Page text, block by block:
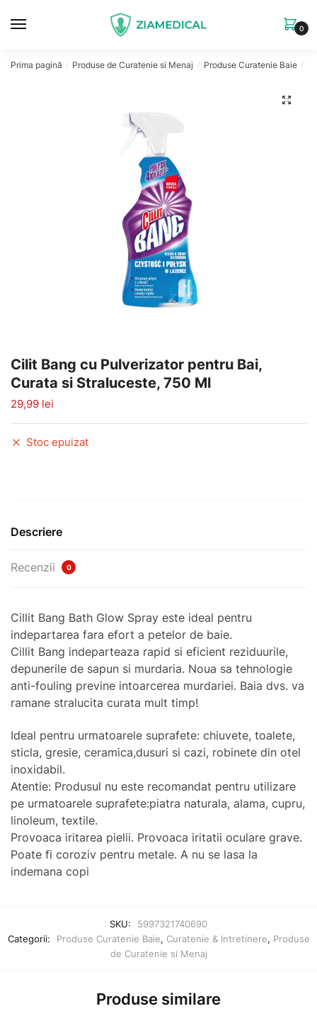
0
Prima pagină / Produse de Curatenie si Menaj / Produse Curatenie Baie /
🔍
Cilit Bang cu Pulverizator pentru Bai,
Curata si Straluceste, 750 Ml
29,99 lei
Stoc epuizat
Descriere
Recenzii 0
Cillit Bang Bath Glow Spray este ideal pentru
indepartarea fara efort a petelor de baie.
Cillit Bang indeparteaza rapid si eficient reziduurile,
depunerile de sapun si murdaria. Noua sa tehnologie
anti-fouling previne intoarcerea murdariei. Baia dvs. va
ramane stralucita curata mult timp!
Ideal pentru urmatoarele suprafete: chiuvete, toalete,
sticla, gresie, ceramica,dusuri si cazi, robinete din otel
inoxidabil.
Atentie: Produsul nu este recomandat pentru utilizare
pe urmatoarele suprafete:piatra naturala, alama, cupru,
linoleum, textile.
Provoaca iritarea pielii. Provoaca iritatii oculare grave.
Poate fi coroziv pentru metale. A nu se lasa la
indemana copi
SKU:
5997321740690
Categorii:
Produse Curatenie Baie, Curatenie & Intretinere, Produse
de Curatenie si Menaj
Produse similare